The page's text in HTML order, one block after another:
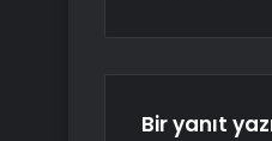
Bir yanıt